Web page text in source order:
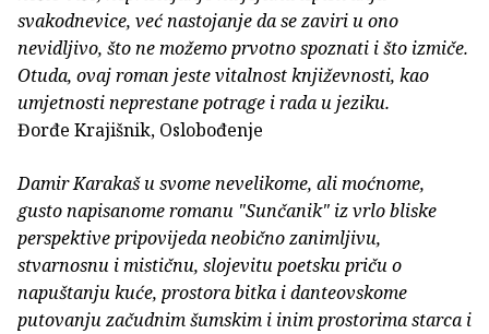
svakodnevice, već nastojanje da se zaviri u ono
nevidljivo, što ne možemo prvotno spoznati i što izmiče.
Otuda, ovaj roman jeste vitalnost književnosti, kao
umjetnosti neprestane potrage i rada u jeziku.
Đorđe Krajišnik, Oslobođenje
Damir Karakaš u svome nevelikome, ali moćnome,
gusto napisanome romanu "Sunčanik" iz vrlo bliske
perspektive pripovijeda neobično zanimljivu,
stvarnosnu i mističnu, slojevitu poetsku priču o
napuštanju kuće, prostora bitka i danteovskome
putovanju začudnim šumskim i inim prostorima starca i